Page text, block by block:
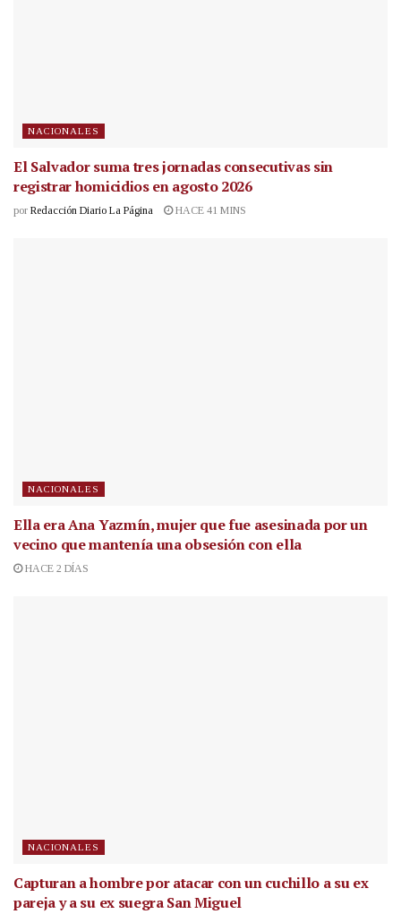
NACIONALES
El Salvador suma tres jornadas consecutivas sin
registrar homicidios en agosto 2026
por Redacción Diario La Página HACE 41 MINS
NACIONALES
Ella era Ana Yazmín, mujer que fue asesinada por un
vecino que mantenía una obsesión con ella
HACE 2 DÍAS
NACIONALES
Capturan a hombre por atacar con un cuchillo a su ex
pareja y a su ex suegra San Miguel